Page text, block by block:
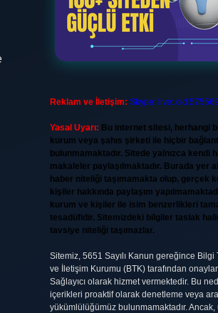
Reklam ve İletişim: Skype:
Yasal Uyarı: Bu internet sitesi, herhangi
kurum veya şahıs şirketi ile hiçbir
bulunmamaktadır. Sitede yalnızca kendi
makaleler paylaşılmaktadır. Burada yer
haber niteliği taşımamakta olup, gerçek
kişiler hakkında paylaşım
kurum ve kişiler ile isim benzerlikleri
tesadüfidir. Sitemizdeki bilgiler taslak
tavsiye niteliği taşımazlar.
Sitemiz, 5651 Sayılı Kanun gereğince Bilgi
ve İletişim Kurumu (BTK) tarafından
Sağlayıcı olarak hizmet vermektedir. Bu
içerikleri proaktif olarak denetleme veya
yükümlülüğümüz bulunmamaktadır.